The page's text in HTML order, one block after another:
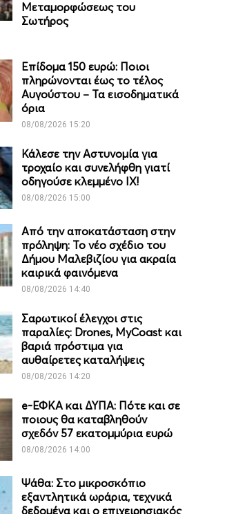
Μεταμορφώσεως του
Σωτήρος
Επίδομα 150 ευρώ: Ποιοι
πληρώνονται έως το τέλος
Αυγούστου – Τα εισοδηματικά
όρια
08/08/2026 15:20
Κάλεσε την Αστυνομία για
τροχαίο και συνελήφθη γιατί
οδηγούσε κλεμμένο ΙΧ!
08/08/2026 15:00
Από την αποκατάσταση στην
πρόληψη: Το νέο σχέδιο του
Δήμου Μαλεβιζίου για ακραία
καιρικά φαινόμενα
08/08/2026 14:40
Σαρωτικοί έλεγχοι στις
παραλίες: Drones, MyCoast και
βαριά πρόστιμα για
αυθαίρετες καταλήψεις
08/08/2026 14:20
e-ΕΦΚΑ και ΔΥΠΑ: Πότε και σε
ποιους θα καταβληθούν
σχεδόν 57 εκατομμύρια ευρώ
08/08/2026 14:00
Ψάθα: Στο μικροσκόπιο
εξαντλητικά ωράρια, τεχνικά
δεδομένα και ο επιχειρησιακός